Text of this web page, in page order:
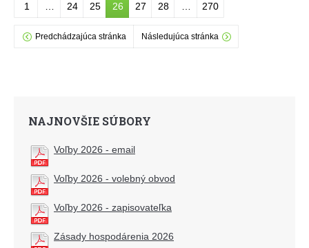
1 24 25 26 27 28 270
Predchádzajúca stránka Následujúca stránka
NAJNOVŠIE SÚBORY
Voľby 2026 - email
Voľby 2026 - volebný obvod
Voľby 2026 - zapisovateľka
Zásady hospodárenia 2026